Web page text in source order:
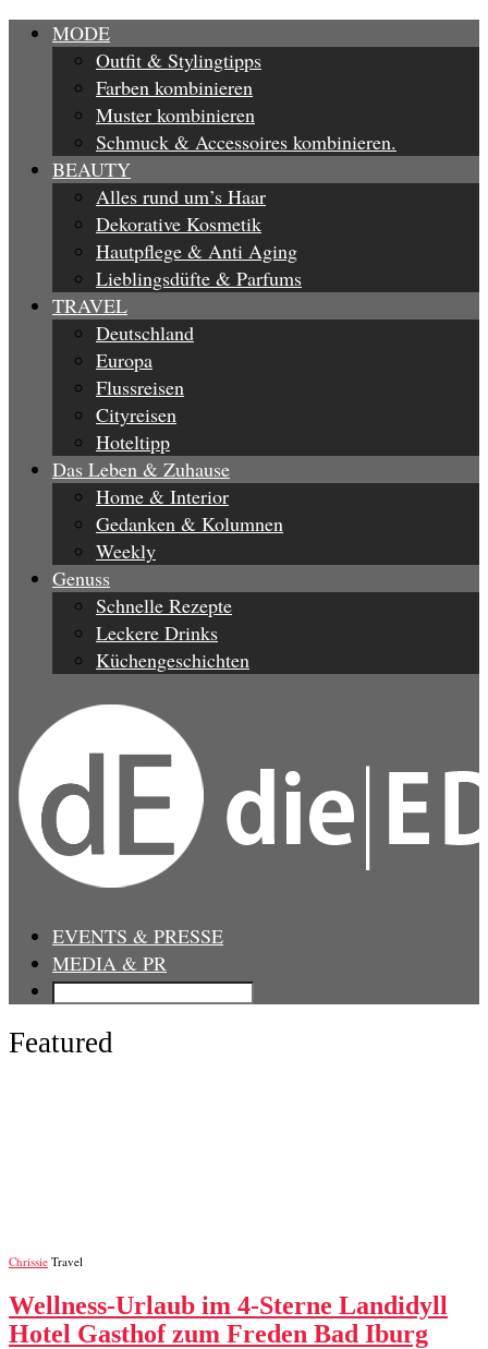
MODE
Outfit & Stylingtipps
Farben kombinieren
Muster kombinieren
Schmuck & Accessoires kombinieren.
BEAUTY
Alles rund um’s Haar
Dekorative Kosmetik
Hautpflege & Anti Aging
Lieblingsdüfte & Parfums
TRAVEL
Deutschland
Europa
Flussreisen
Cityreisen
Hoteltipp
Das Leben & Zuhause
Home & Interior
Gedanken & Kolumnen
Weekly
Genuss
Schnelle Rezepte
Leckere Drinks
Küchengeschichten
EVENTS & PRESSE
MEDIA & PR
Featured
Chrissie Travel
Wellness-Urlaub im 4-Sterne Landidyll
Hotel Gasthof zum Freden Bad Iburg